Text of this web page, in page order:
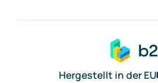
Hergestellt in der EU